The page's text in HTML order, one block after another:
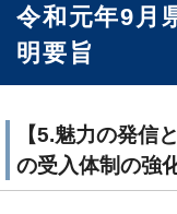
令和元年9月
明要旨
【5.魅力の発信
の受入体制の強